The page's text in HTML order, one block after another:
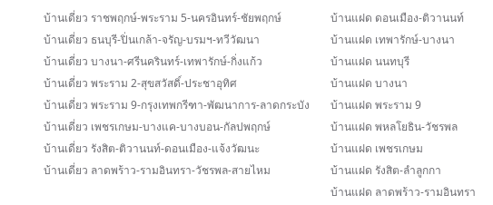
บ้านเดี่ยว ราชพฤกษ์-พระราม 5-นครอินทร์-ชัยพฤกษ์
บ้านเดี่ยว ธนบุรี-ปิ่นเกล้า-จรัญ-บรมฯ-ทวีวัฒนา
บ้านเดี่ยว บางนา-ศรีนครินทร์-เทพารักษ์-กิ่งแก้ว
บ้านเดี่ยว พระราม 2-สุขสวัสดิ์-ประชาอุทิศ
บ้านเดี่ยว พระราม 9-กรุงเทพกรีฑา-พัฒนาการ-ลาดกระบัง
บ้านเดี่ยว เพชรเกษม-บางแค-บางบอน-กัลปพฤกษ์
บ้านเดี่ยว รังสิต-ติวานนท์-ดอนเมือง-แจ้งวัฒนะ
บ้านเดี่ยว ลาดพร้าว-รามอินทรา-วัชรพล-สายไหม
บ้านแฝด ดอนเมือง-ติวานนท์
บ้านแฝด เทพารักษ์-บางนา
บ้านแฝด นนทบุรี
บ้านแฝด บางนา
บ้านแฝด พระราม 9
บ้านแฝด พหลโยธิน-วัชรพล
บ้านแฝด เพชรเกษม
บ้านแฝด รังสิต-ลำลูกกา
บ้านแฝด ลาดพร้าว-รามอินทรา